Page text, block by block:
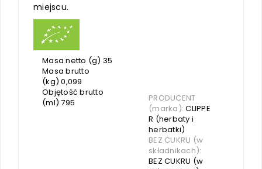
miejscu.
Masa netto (g) 35
Masa brutto
(kg) 0,099
Objętość brutto
(ml) 795
PRODUCENT
(marka):CLIPPE
R (herbaty i
herbatki)
BEZ CUKRU (w
składnikach):
BEZ CUKRU (w